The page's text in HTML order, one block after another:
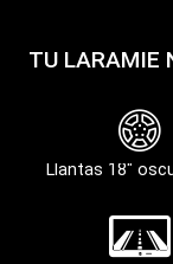
TU LARAMIE
Llantas 18"